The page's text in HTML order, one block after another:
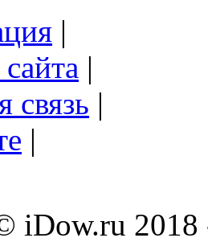
|
|
связь |
|
iDow.ru 2018